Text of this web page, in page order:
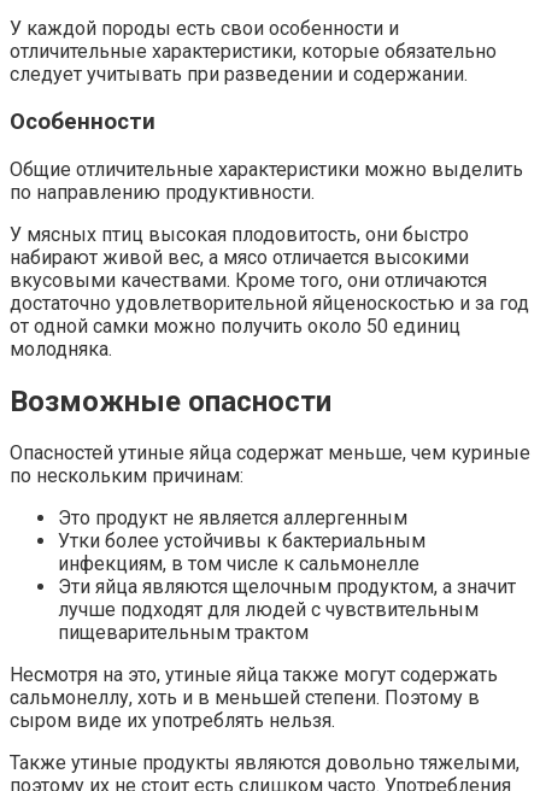
У каждой породы есть свои особенности и
отличительные характеристики, которые обязательно
следует учитывать при разведении и содержании.
Особенности
Общие отличительные характеристики можно выделить
по направлению продуктивности.
У мясных птиц высокая плодовитость, они быстро
набирают живой вес, а мясо отличается высокими
вкусовыми качествами. Кроме того, они отличаются
достаточно удовлетворительной яйценоскостью и за год
от одной самки можно получить около 50 единиц
молодняка.
Возможные опасности
Опасностей утиные яйца содержат меньше, чем куриные
по нескольким причинам:
Это продукт не является аллергенным
Утки более устойчивы к бактериальным
инфекциям, в том числе к сальмонелле
Эти яйца являются щелочным продуктом, а значит
лучше подходят для людей с чувствительным
пищеварительным трактом
Несмотря на это, утиные яйца также могут содержать
сальмонеллу, хоть и в меньшей степени. Поэтому в
сыром виде их употреблять нельзя.
Также утиные продукты являются довольно тяжелыми,
поэтому их не стоит есть слишком часто. Употребления